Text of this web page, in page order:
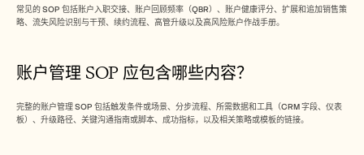
常见的 SOP 包括账户入职交接、账户回顾频率（QBR）、账户健康评分、扩展和追加销售策
略、流失风险识别与干预、续约流程、高管升级以及高风险账户作战手册。
账户管理 SOP 应包含哪些内容？
完整的账户管理 SOP 包括触发条件或场景、分步流程、所需数据和工具（CRM 字段、仪表
板）、升级路径、关键沟通指南或脚本、成功指标，以及相关策略或模板的链接。